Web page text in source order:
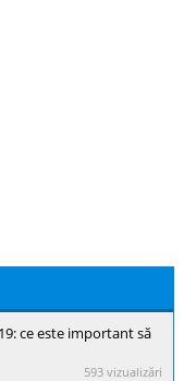
ce este important să
593 vizualizări